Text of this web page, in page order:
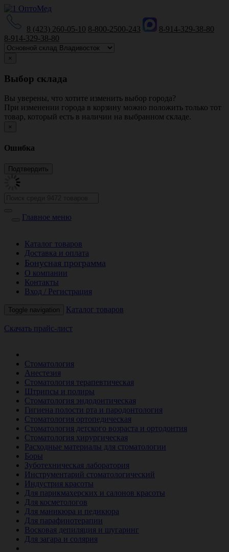
8 (423) 260-05-10 8-800-2500-243
8-914-329-38-80
8-914-329-38-80
×
Выбор склада
Вы уверены, что хотите изменить выбор города?
При изменении города в корзину можно положить только тот
товар, который есть в наличии на выбранном складе.
×
Ошибка
Главное меню
Каталог товаров
Доставка и оплата
Бонусная программа
О компании
Контакты
Вход / Регистрация
Toggle navigation Каталог товаров
Скачать прайс-лист
Стоматология
Анестезия
Стоматология терапевтическая
Штрипсы и полиры
Стоматология эндодонтическая
Гигиена полости рта и пародонтология
Стоматология ортопедическая
Стоматология детского возраста и ортодонтия
Стоматология хирургическая
Расходные материалы для стоматологии
Боры
Зуботехническая лаборатория
Инструментарий стоматологический
Индустрия красоты
Для парикмахерских и салонов красоты
Для косметологов
Для маникюра и педикюра
Для парафинотерапии
Восковая депиляция и шугаринг
Для загара и солярия